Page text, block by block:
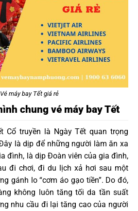
Vé máy bay Tết giá rẻ
chung vé máy bay Tết
Cổ truyền là Ngày Tết quan trọng
là dịp để những người làm ăn xa
đình, là dịp Đoàn viên của gia đình,
đi chơi, đi du lịch xả hơi sau một
gánh lo “cơm áo gạo tiền”. Do đó,
không luôn tăng tối da tần suất
nhu cầu đi lại tăng cao của người